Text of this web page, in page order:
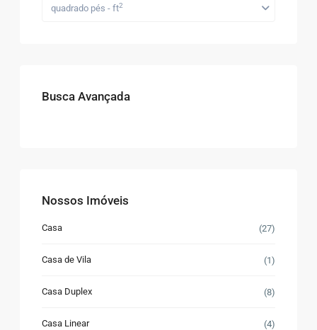
quadrado pés - ft2
Busca Avançada
Nossos Imóveis
Casa (27)
Casa de Vila (1)
Casa Duplex (8)
Casa Linear (4)